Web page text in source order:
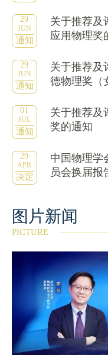
29
JUN
通知
关于推荐及
应用物理奖
29
JUN
通知
关于推荐及
德物理奖（
01
JUL
通知
关于推荐及
奖的通知
29
APR
决定
中国物理学
员会换届报
图片新闻
PICTURE